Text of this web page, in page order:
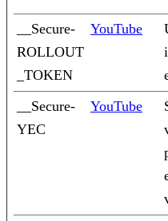
__Secure-
ROLLOUT
_TOKEN
YouTube
__Secure-
YEC
YouTube